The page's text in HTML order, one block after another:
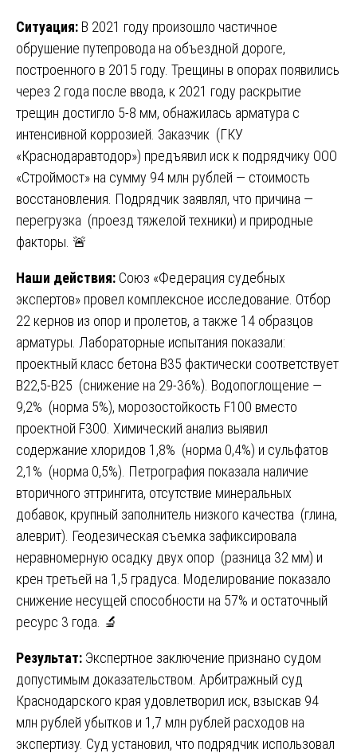
Ситуация: В 2021 году произошло частичное
обрушение путепровода на объездной дороге,
построенного в 2015 году. Трещины в опорах появились
через 2 года после ввода, к 2021 году раскрытие
трещин достигло 5-8 мм, обнажилась арматура с
интенсивной коррозией. Заказчик (ГКУ
«Краснодаравтодор») предъявил иск к подрядчику ООО
«Строймост» на сумму 94 млн рублей — стоимость
восстановления. Подрядчик заявлял, что причина —
перегрузка (проезд тяжелой техники) и природные
факторы. 🚨
Наши действия: Союз «Федерация судебных
экспертов» провел комплексное исследование. Отбор
22 кернов из опор и пролетов, а также 14 образцов
арматуры. Лабораторные испытания показали:
проектный класс бетона В35 фактически соответствует
В22,5-В25 (снижение на 29-36%). Водопоглощение —
9,2% (норма 5%), морозостойкость F100 вместо
проектной F300. Химический анализ выявил
содержание хлоридов 1,8% (норма 0,4%) и сульфатов
2,1% (норма 0,5%). Петрография показала наличие
вторичного эттрингита, отсутствие минеральных
добавок, крупный заполнитель низкого качества (глина,
алеврит). Геодезическая съемка зафиксировала
неравномерную осадку двух опор (разница 32 мм) и
крен третьей на 1,5 градуса. Моделирование показало
снижение несущей способности на 57% и остаточный
ресурс 3 года. 🔬
Результат: Экспертное заключение признано судом
допустимым доказательством. Арбитражный суд
Краснодарского края удовлетворил иск, взыскав 94
млн рублей убытков и 1,7 млн рублей расходов на
экспертизу. Суд установил, что подрядчик использовал